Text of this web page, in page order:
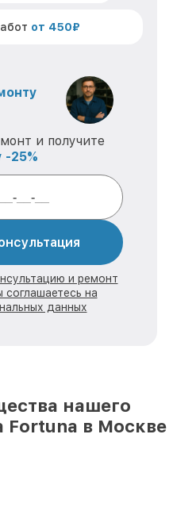
от 450₽
и получите
-25%
и ремонт
соглашаетесь на
данных
нашего
Fortuna в Москве